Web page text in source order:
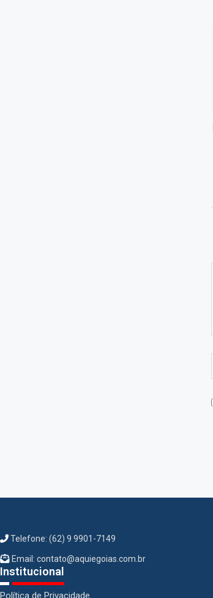
Telefone: (62) 9 9901-7149
Email: contato@aquiegoias.com.br
Institucional
Política de Privacidade